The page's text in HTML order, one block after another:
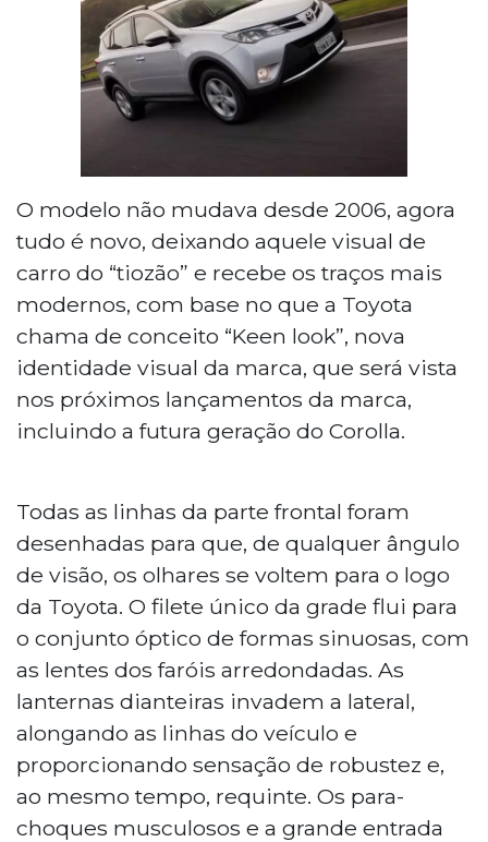
O modelo não mudava desde 2006, agora
tudo é novo, deixando aquele visual de
carro do “tiozão” e recebe os traços mais
modernos, com base no que a Toyota
chama de conceito “Keen look”, nova
identidade visual da marca, que será vista
nos próximos lançamentos da marca,
incluindo a futura geração do Corolla.
Todas as linhas da parte frontal foram
desenhadas para que, de qualquer ângulo
de visão, os olhares se voltem para o logo
da Toyota. O filete único da grade flui para
o conjunto óptico de formas sinuosas, com
as lentes dos faróis arredondadas. As
lanternas dianteiras invadem a lateral,
alongando as linhas do veículo e
proporcionando sensação de robustez e,
ao mesmo tempo, requinte. Os para-
choques musculosos e a grande entrada